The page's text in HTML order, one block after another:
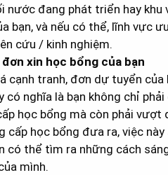
nước đang phát triển hay khu
bạn, và nếu có thể, lĩnh vực
cứu / kinh nghiệm.
xin học bổng của bạn
cạnh tranh, đơn dự tuyển
có nghĩa là bạn không chỉ
học bổng mà còn phải
cấp học bổng đưa ra, việc
có thể tìm ra những cách
mình.